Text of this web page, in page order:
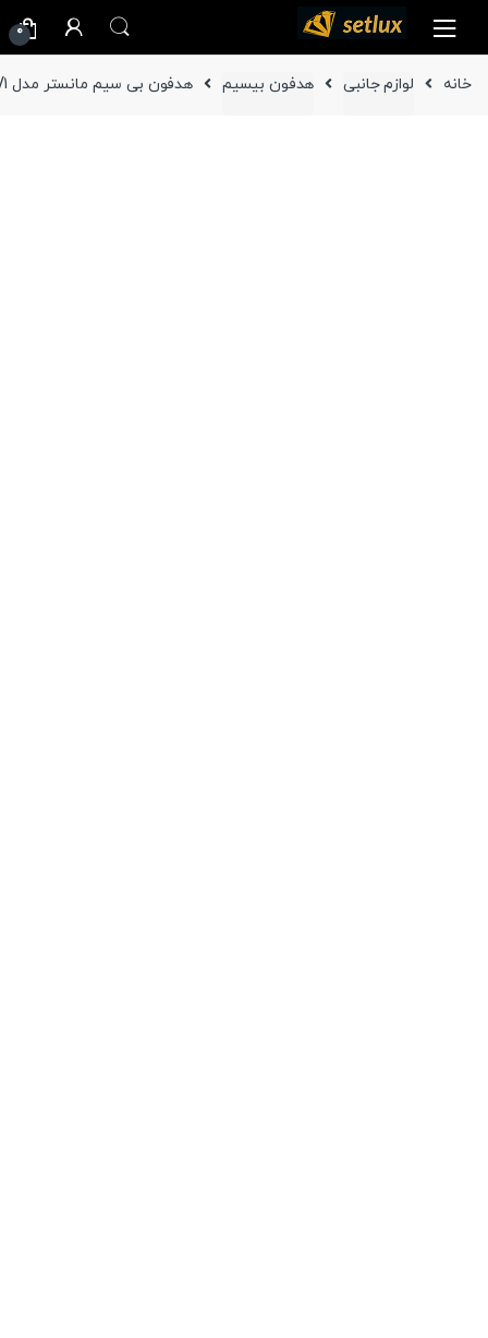
navigation
content
0
خانه لوازم جانبی هدفون بیسیم هدفون بی سیم مانستر مدل Mission V1 دارای Active Noise Canseling